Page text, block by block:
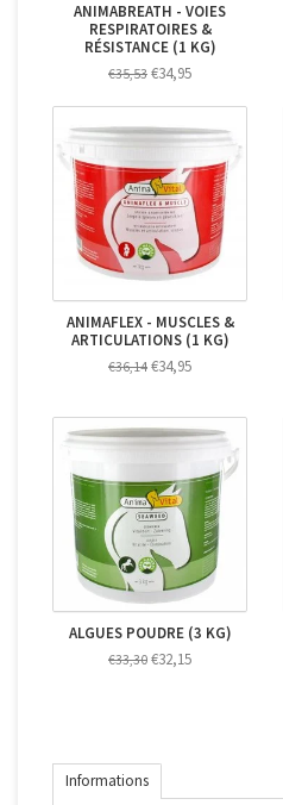
ANIMABREATH - VOIES
RESPIRATOIRES &
RÉSISTANCE (1 KG)
€35,53 €34,95
ANIMAFLEX - MUSCLES &
ARTICULATIONS (1 KG)
€36,14 €34,95
ALGUES POUDRE (3 KG)
€33,30 €32,15
Informations